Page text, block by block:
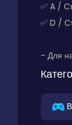
✅ A /
✅ D /
- Для